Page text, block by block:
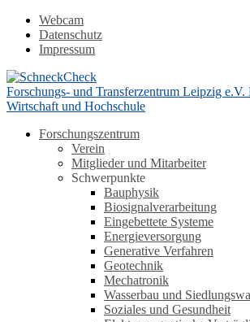
Webcam
Datenschutz
Impressum
Forschungs- und Transferzentrum Leipzig e.V.
Wirtschaft und Hochschule
Forschungszentrum
Verein
Mitglieder und Mitarbeiter
Schwerpunkte
Bauphysik
Biosignalverarbeitung
Eingebettete Systeme
Energieversorgung
Generative Verfahren
Geotechnik
Mechatronik
Wasserbau und
Soziales und Gesundheit